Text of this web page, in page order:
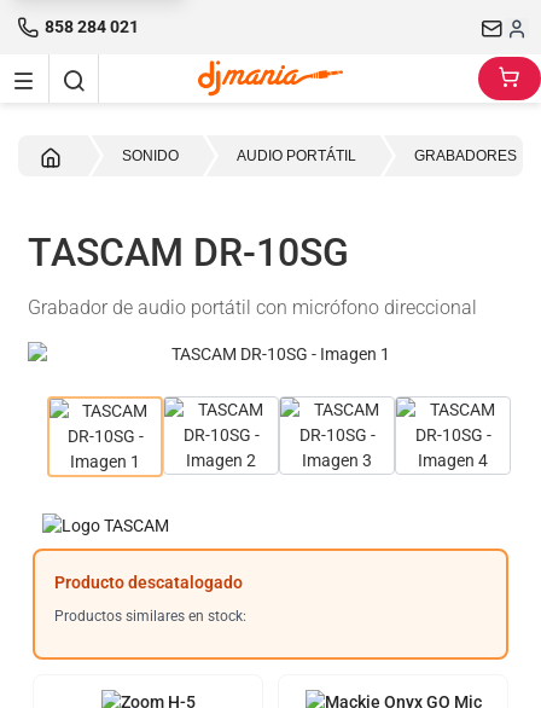
858 284 021
SONIDO AUDIO PORTÁTIL GRABADORES
TASCAM DR-10SG
Grabador de audio portátil con micrófono direccional
Producto descatalogado
Productos similares en stock: